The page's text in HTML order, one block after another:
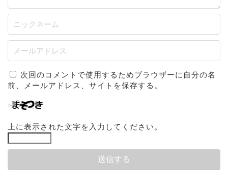
次回のコメントで使用するためブラウザーに自分の名
前、メールアドレス、サイトを保存する。
上に表示された文字を入力してください。